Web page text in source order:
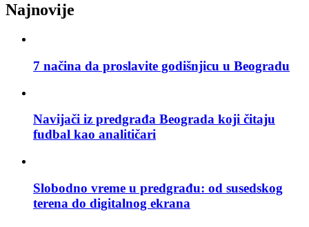
Najnovije
7 načina da proslavite godišnjicu u Beogradu
Navijači iz predgrađa Beograda koji čitaju
fudbal kao analitičari
Slobodno vreme u predgrađu: od susedskog
terena do digitalnog ekrana